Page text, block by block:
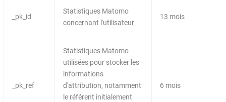
_pk_id
Statistiques Matomo
concernant l'utilisateur
13 mois
_pk_ref
Statistiques Matomo
utilisées pour stocker les
informations
d'attribution, notamment
le référent initialement
6 mois